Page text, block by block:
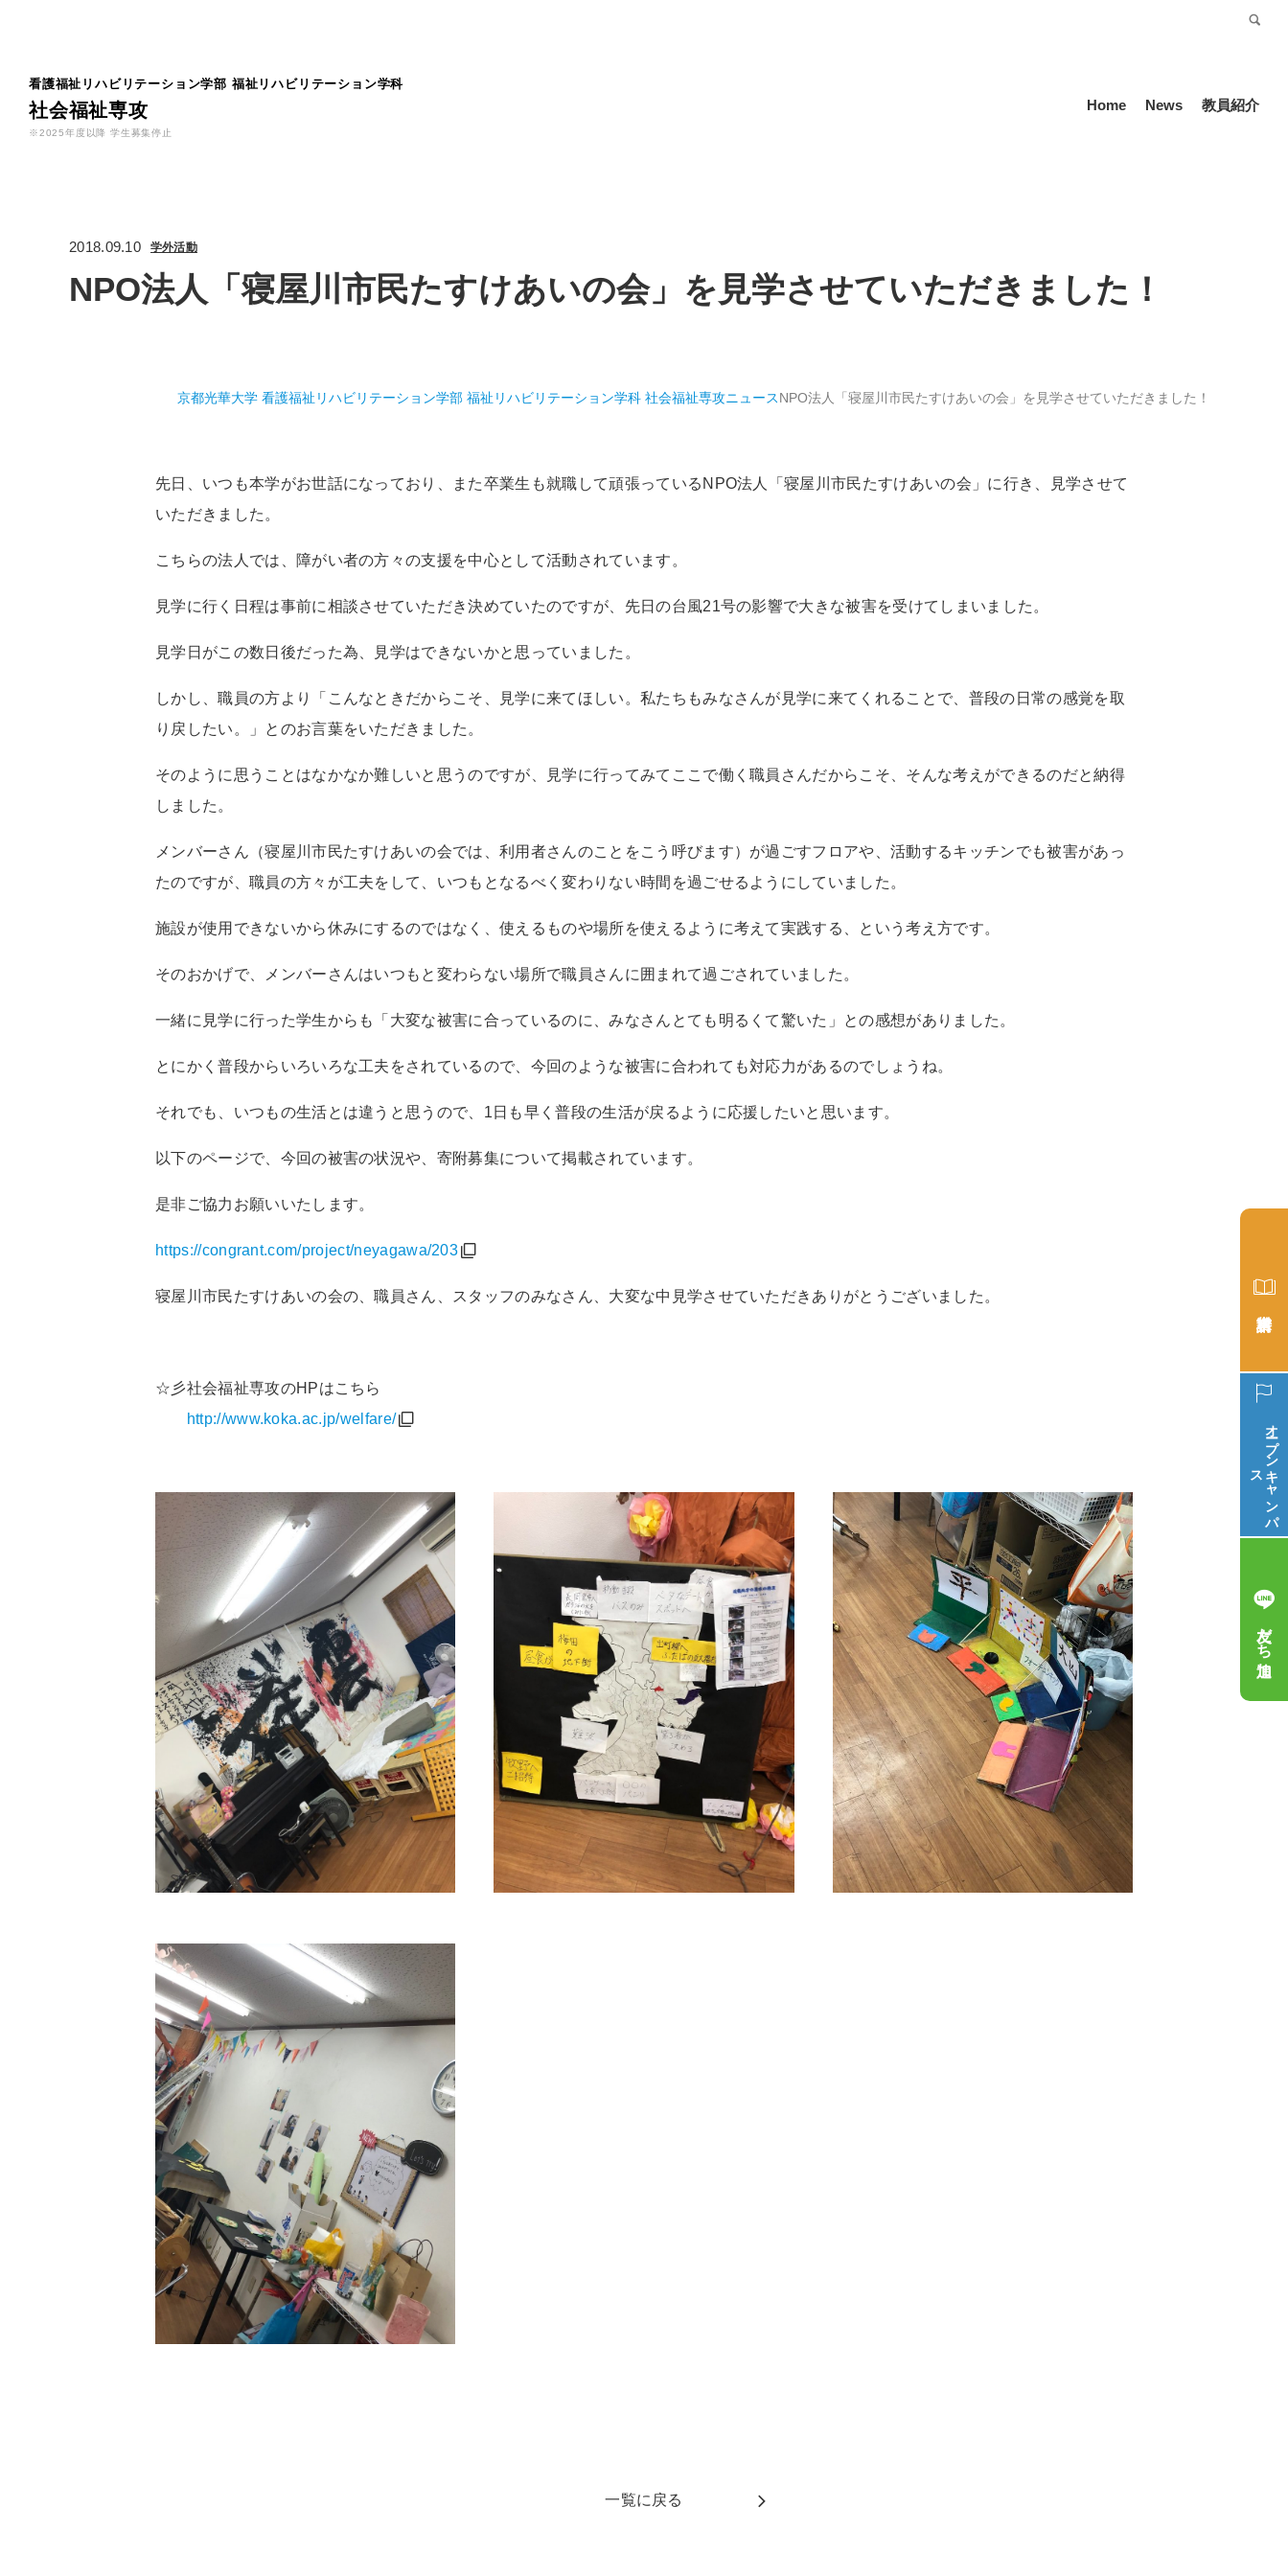
看護福祉リハビリテーション学部 福祉リハビリテーション学科
社会福祉専攻
※2025年度以降 学生募集停止
Home News 教員紹介
2018.09.10 学外活動
NPO法人「寝屋川市民たすけあいの会」を見学させていただきました！
京都光華大学 看護福祉リハビリテーション学部 福祉リハビリテーション学科 社会福祉専攻ニュースNPO法人「寝屋川市民たすけあいの会」を見学させていただきました！
先日、いつも本学がお世話になっており、また卒業生も就職して頑張っているNPO法人「寝屋川市民たすけあいの会」に行き、見学させて
いただきました。
こちらの法人では、障がい者の方々の支援を中心として活動されています。
見学に行く日程は事前に相談させていただき決めていたのですが、先日の台風21号の影響で大きな被害を受けてしまいました。
見学日がこの数日後だった為、見学はできないかと思っていました。
しかし、職員の方より「こんなときだからこそ、見学に来てほしい。私たちもみなさんが見学に来てくれることで、普段の日常の感覚を取
り戻したい。」とのお言葉をいただきました。
そのように思うことはなかなか難しいと思うのですが、見学に行ってみてここで働く職員さんだからこそ、そんな考えができるのだと納得
しました。
メンバーさん（寝屋川市民たすけあいの会では、利用者さんのことをこう呼びます）が過ごすフロアや、活動するキッチンでも被害があっ
たのですが、職員の方々が工夫をして、いつもとなるべく変わりない時間を過ごせるようにしていました。
施設が使用できないから休みにするのではなく、使えるものや場所を使えるように考えて実践する、という考え方です。
そのおかげで、メンバーさんはいつもと変わらない場所で職員さんに囲まれて過ごされていました。
一緒に見学に行った学生からも「大変な被害に合っているのに、みなさんとても明るくて驚いた」との感想がありました。
とにかく普段からいろいろな工夫をされているので、今回のような被害に合われても対応力があるのでしょうね。
それでも、いつもの生活とは違うと思うので、1日も早く普段の生活が戻るように応援したいと思います。
以下のページで、今回の被害の状況や、寄附募集について掲載されています。
是非ご協力お願いいたします。
https://congrant.com/project/neyagawa/203
寝屋川市民たすけあいの会の、職員さん、スタッフのみなさん、大変な中見学させていただきありがとうございました。
☆彡社会福祉専攻のHPはこちら
http://www.koka.ac.jp/welfare/
一覧に戻る
オープン
キ
ャ
ン
パ
ス
友だち追加